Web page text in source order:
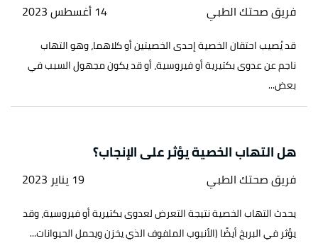
فريق صحتك الطبي 14 أغسطس 2023
قد يُصيب احتقان الخصية إحدى الخصيتين أو كلاهما، وهو التهاب
ناجم عن عدوى بكتيرية أو فيروسية، أو قد يكون مجهول السبب في
بعض...
هل التهاب الخصية يؤثر على الإنجاب؟
فريق صحتك الطبي 19 يناير 2023
يحدث التهاب الخصية نتيجة التعرض لعدوى بكتيرية أو فيروسية، وقد
يؤثر في البربخ أيضًا (الأنبوب الملفوف الذي يخزن ويحمل الحيوانات...